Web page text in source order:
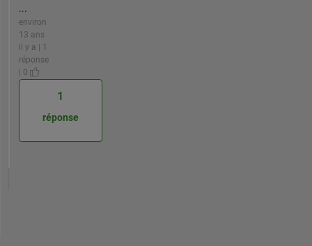
...
environ
13 ans
il y a | 1
réponse
| 0
1
réponse